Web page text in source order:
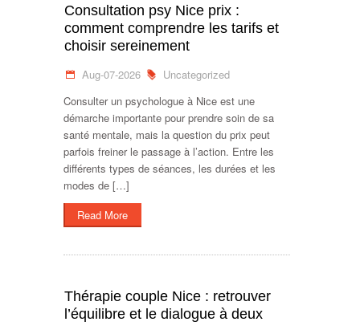
Consultation psy Nice prix :
comment comprendre les tarifs et
choisir sereinement
Aug-07-2026
Uncategorized
Consulter un psychologue à Nice est une
démarche importante pour prendre soin de sa
santé mentale, mais la question du prix peut
parfois freiner le passage à l’action. Entre les
différents types de séances, les durées et les
modes de […]
Read More
Thérapie couple Nice : retrouver
l’équilibre et le dialogue à deux